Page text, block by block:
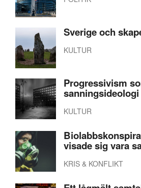
Sverige och
KULTUR
Progressivism
sanningsideologi
KULTUR
visade sig vara
KRIS & KONFLIKT